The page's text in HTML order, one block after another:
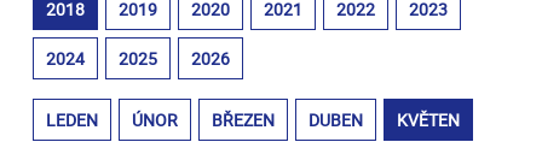
2018 2019 2020 2021 2022 2023
2024 2025 2026
LEDEN ÚNOR BŘEZEN DUBEN KVĚTEN